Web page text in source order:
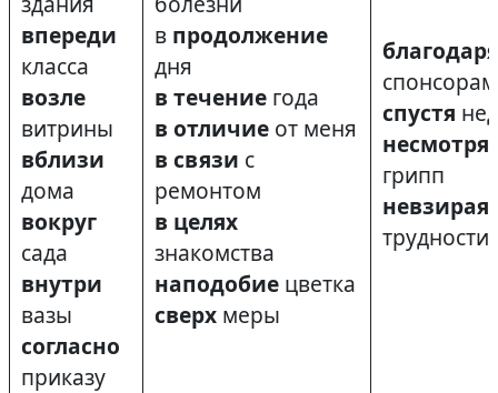
впереди
класса
возле
витрины
вблизи
дома
вокруг
сада
внутри
вазы
согласно
приказу
в продолжение
дня
в течениегода
в отличиеот меня
в связи с
ремонтом
в целях
знакомства
наподобиецветка
сверхмеры
благодаря
спонсорам
спустя
несмотря
грипп
невзирая
трудности